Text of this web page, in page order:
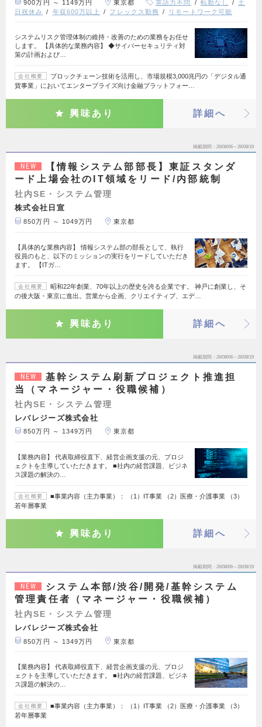
900万円 ～ 1149万円 東京都 英語力不問 転勤なし
土
日祝休み
年収600万以上 フレックス勤務 リモートワーク可能
システムリスク管理体制の維持・改善のための業務をお任せ
します。 【具体的な業務内容】 ◆サイバーセキュリティ対
策の計画および…
会社概要
ブロックチェーン技術を活用し、市場規模3,000兆円の「デジタル通
貨事業」においてエンタープライズ向け金融プラットフォー…
興味あり 詳細へ
掲載期間 26/08/06～26/08/19
NEW
【情報システム部部長】東証スタンダ
ード上場会社のIT領域をリード/内部統制
社内SE・システム管理
株式会社日宣
850万円 ～ 1049万円 東京都
【具体的な業務内容】 情報システム部の部長として、執行
役員のもと、以下のミッションの実行をリードしていただき
ます。 【ITガ…
会社概要
昭和22年創業、70年以上の歴史を誇る企業です。 神戸に創業し、そ
の後大阪・東京に進出。営業から企画、クリエイティブ、エデ…
興味あり 詳細へ
掲載期間 26/08/06～26/08/19
NEW
基幹システム刷新プロジェクト推進担
当（マネージャー・役職候補）
社内SE・システム管理
レバレジーズ株式会社
850万円 ～ 1349万円 東京都
【業務内容】 代表取締役直下、経営企画支援の元、プロジ
ェクトを主導していただきます。 ■社内の経営課題、ビジネ
ス課題の解決の…
会社概要
■事業内容（主力事業）： （1）IT事業 （2）医療・介護事業 （3）
若年層事業
興味あり 詳細へ
掲載期間 26/08/06～26/08/19
NEW
システム本部/渋谷/開発/基幹システム
管理責任者（マネージャー・役職候補）
社内SE・システム管理
レバレジーズ株式会社
850万円 ～ 1349万円 東京都
【業務内容】 代表取締役直下、経営企画支援の元、プロジ
ェクトを主導していただきます。 ■社内の経営課題、ビジネ
ス課題の解決の…
会社概要
■事業内容（主力事業）： （1）IT事業 （2）医療・介護事業 （3）
若年層事業